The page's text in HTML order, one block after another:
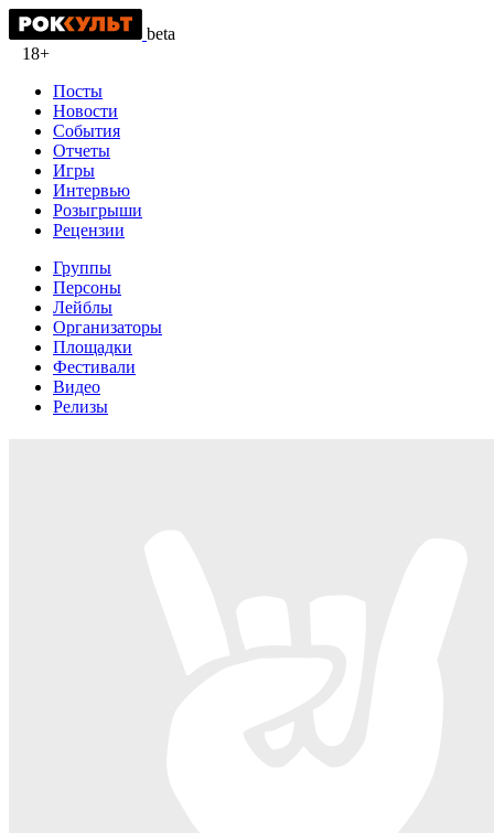
beta
18+
Посты
Новости
События
Отчеты
Игры
Интервью
Розыгрыши
Рецензии
Группы
Персоны
Лейблы
Организаторы
Площадки
Фестивали
Видео
Релизы